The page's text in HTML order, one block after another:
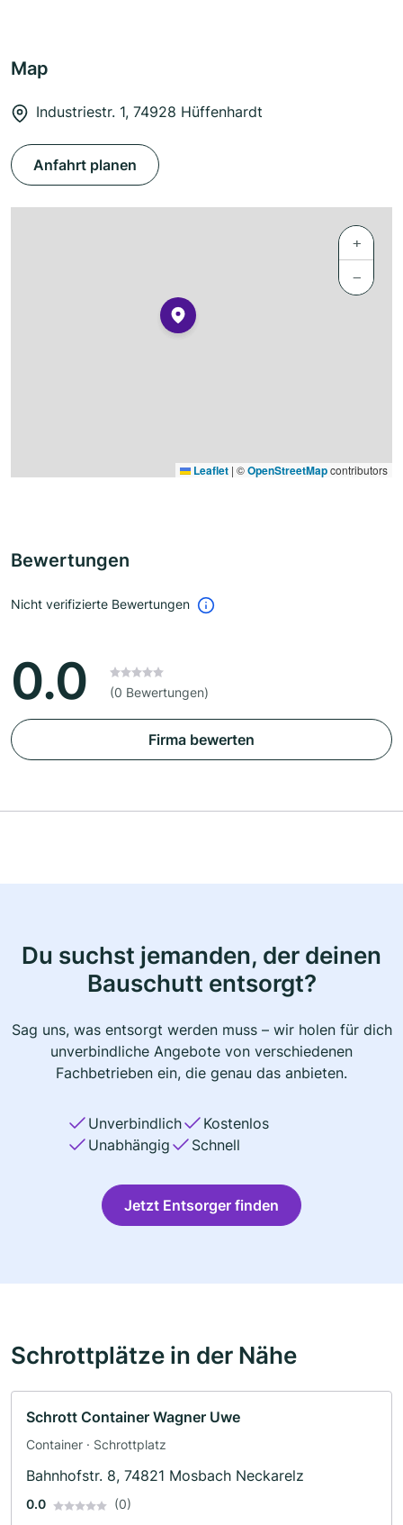
Map
Industriestr. 1, 74928 Hüffenhardt
Anfahrt planen
+
−
Leaflet | ©OpenStreetMapcontributors
Bewertungen
Nicht verifizierte Bewertungen
0.0 (0 Bewertungen)
Firma bewerten
Du suchst jemanden, der deinen
Bauschutt entsorgt?
Sag uns, was entsorgt werden muss – wir holen für dich
unverbindliche Angebote von verschiedenen
Fachbetrieben ein, die genau das anbieten.
Unverbindlich
Kostenlos
Unabhängig
Schnell
Jetzt Entsorger finden
Schrottplätze in der Nähe
Schrott Container Wagner Uwe
Container · Schrottplatz
Bahnhofstr. 8, 74821 Mosbach Neckarelz
0.0 (0)